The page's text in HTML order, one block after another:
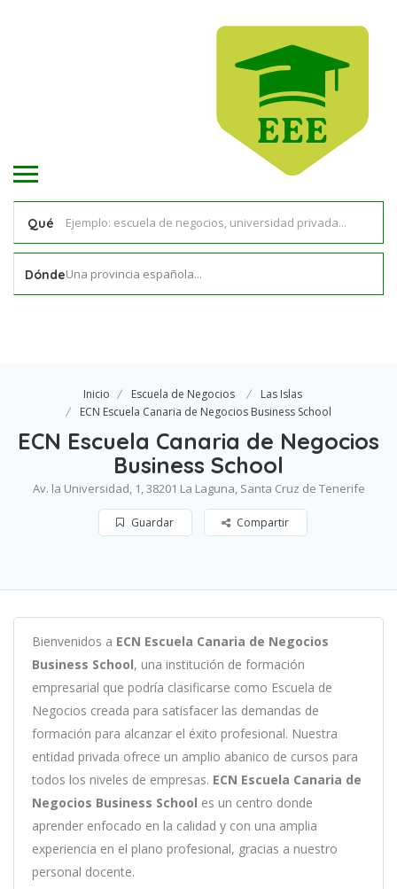
Qué
DóndeUna provincia española...
Inicio Escuela de Negocios
Las Islas
ECN Escuela Canaria de Negocios Business School
ECN Escuela Canaria de Negocios
Business School
Av. la Universidad, 1, 38201 La Laguna, Santa Cruz de Tenerife
Guardar Compartir
Bienvenidos a ECN Escuela Canaria de Negocios
Business School, una institución de formación
empresarial que podría clasificarse como Escuela de
Negocios creada para satisfacer las demandas de
formación para alcanzar el éxito profesional. Nuestra
entidad privada ofrece un amplio abanico de cursos para
todos los niveles de empresas. ECN Escuela Canaria de
Negocios Business School es un centro donde
aprender enfocado en la calidad y con una amplia
experiencia en el plano profesional, gracias a nuestro
personal docente.